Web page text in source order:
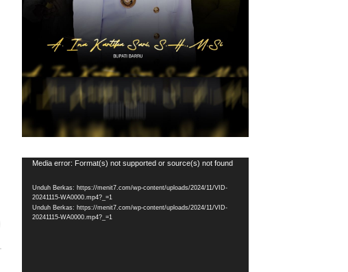
Pemutar
Media error: Format(s) not supported or source(s) not found
Unduh Berkas: https://menit7.com/wp-content/uploads/2024/11/VID-
20241115-WA0000.mp4?_=1
Unduh Berkas: https://menit7.com/wp-content/uploads/2024/11/VID-
20241115-WA0000.mp4?_=1